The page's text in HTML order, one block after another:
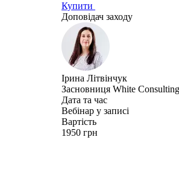
Купити
Доповідач заходу
Ірина Літвінчук
Засновниця White
Дата та час
Вебінар у записі
Вартість
1950 грн